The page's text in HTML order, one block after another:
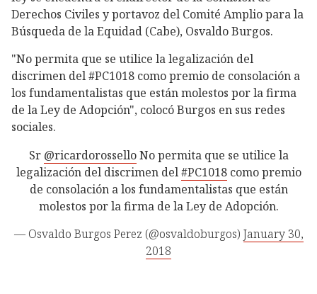
Derechos Civiles y portavoz del Comité Amplio para la
Búsqueda de la Equidad (Cabe), Osvaldo Burgos.
"No permita que se utilice la legalización del
discrimen del #PC1018 como premio de consolación a
los fundamentalistas que están molestos por la firma
de la Ley de Adopción", colocó Burgos en sus redes
sociales.
Sr @ricardorosselloNo permita que se utilice la
legalización del discrimen del#PC1018como premio
de consolación a los fundamentalistas que están
molestos por la firma de la Ley de Adopción.
— Osvaldo Burgos Perez (@osvaldoburgos) January 30,
2018